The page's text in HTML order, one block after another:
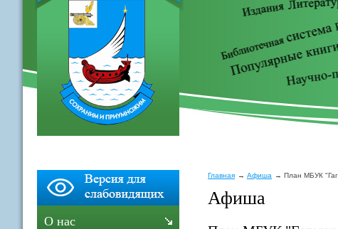
Главная Афиша План МБУК
Афиша
О нас